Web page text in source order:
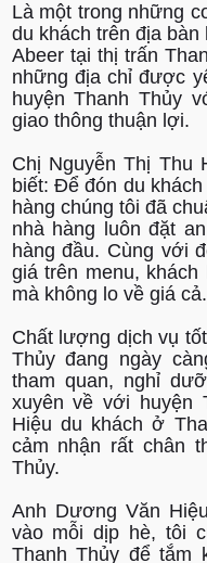
Là một trong những
du khách trên địa
Abeer tại thị trấn
những địa chỉ được
huyện Thanh Thủy
giao thông thuận lợi.
Chị Nguyễn Thị Thu
biết: Để đón du
hàng chúng tôi đã
nhà hàng luôn đặt
hàng đầu. Cùng với
giá trên menu,
mà không lo về giá cả.
Chất lượng dịch vụ
Thủy đang ngày
tham quan, nghỉ
xuyên về với huyện
Hiệu du khách ở
cảm nhận rất chân
Thủy.
Anh Dương Văn
vào mỗi dịp hè, tôi
Thanh Thủy để tắm